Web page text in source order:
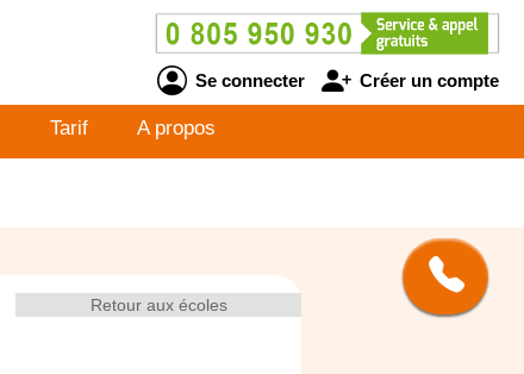
Se connecter Créer un compte
Tarif A propos
Retour aux écoles